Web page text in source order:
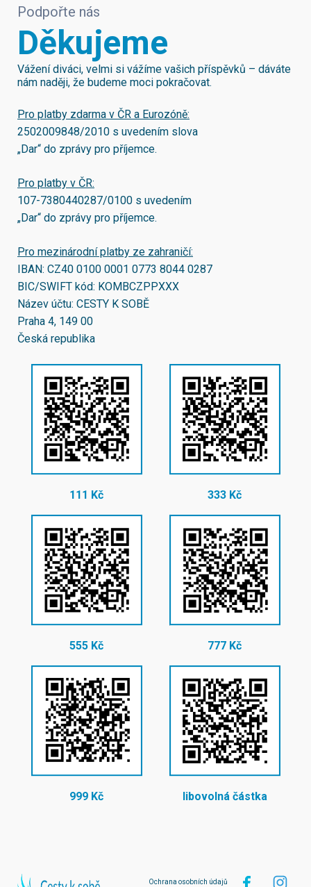
Podpořte nás
Děkujeme
Vážení diváci, velmi si vážíme vašich příspěvků – dáváte
nám naději, že budeme moci pokračovat.
Pro platby zdarma v ČR a Eurozóně:
2502009848/2010 s uvedením slova
„Dar“ do zprávy pro příjemce.
Pro platby v ČR:
107-7380440287/0100 s uvedením
„Dar“ do zprávy pro příjemce.
Pro mezinárodní platby ze zahraničí:
IBAN: CZ40 0100 0001 0773 8044 0287
BIC/SWIFT kód: KOMBCZPPXXX
Název účtu: CESTY K SOBĚ
Praha 4, 149 00
Česká republika
111 Kč 333 Kč
555 Kč 777 Kč
999 Kč libovolná částka
Ochrana osobních údajů